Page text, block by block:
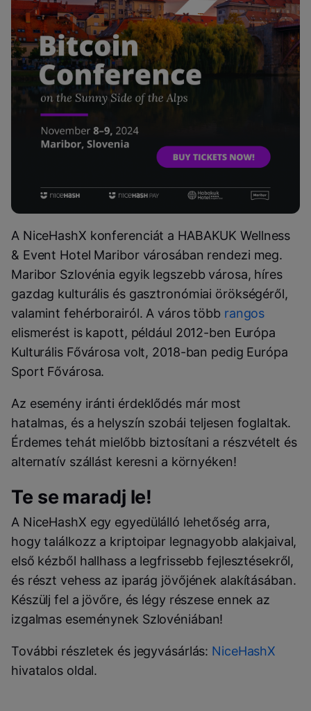
A NiceHashX konferenciát a HABAKUK Wellness
& Event Hotel Maribor városában rendezi meg.
Maribor Szlovénia egyik legszebb városa, híres
gazdag kulturális és gasztronómiai örökségéről,
valamint fehérborairól. A város több rangos
elismerést is kapott, például 2012-ben Európa
Kulturális Fővárosa volt, 2018-ban pedig Európa
Sport Fővárosa.
Az esemény iránti érdeklődés már most
hatalmas, és a helyszín szobái teljesen foglaltak.
Érdemes tehát mielőbb biztosítani a részvételt és
alternatív szállást keresni a környéken!
Te se maradj le!
A NiceHashX egy egyedülálló lehetőség arra,
hogy találkozz a kriptoipar legnagyobb alakjaival,
első kézből hallhass a legfrissebb fejlesztésekről,
és részt vehess az iparág jövőjének alakításában.
Készülj fel a jövőre, és légy részese ennek az
izgalmas eseménynek Szlovéniában!
További részletek és jegyvásárlás: NiceHashX
hivatalos oldal.